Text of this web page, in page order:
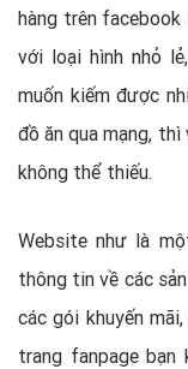
hàng trên
với loại hình nhỏ
muốn kiếm được
đồ ăn qua mạng, thì
không thể thiếu.
Website như là
thông tin về các
các gói khuyến
trang fanpage